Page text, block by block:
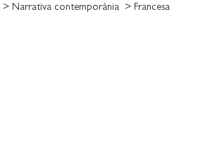
Narrativa contemporània Francesa